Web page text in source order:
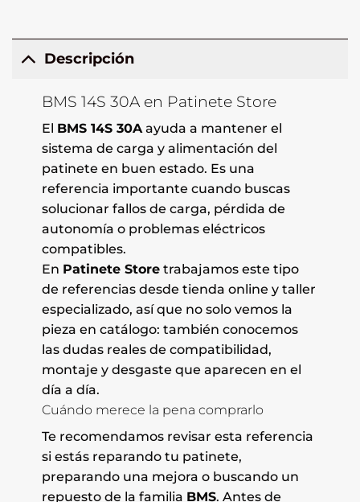
Descripción
BMS 14S 30A en Patinete Store
El BMS 14S 30Aayuda a mantener el
sistema de carga y alimentación del
patinete en buen estado. Es una
referencia importante cuando buscas
solucionar fallos de carga, pérdida de
autonomía o problemas eléctricos
compatibles.
En Patinete Storetrabajamos este tipo
de referencias desde tienda online y taller
especializado, así que no solo vemos la
pieza en catálogo: también conocemos
las dudas reales de compatibilidad,
montaje y desgaste que aparecen en el
día a día.
Cuándo merece la pena comprarlo
Te recomendamos revisar esta referencia
si estás reparando tu patinete,
preparando una mejora o buscando un
repuesto de la familia BMS. Antes de